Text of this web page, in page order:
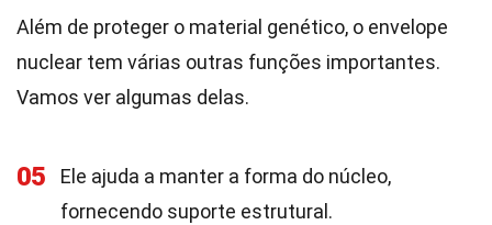
Além de proteger o material genético, o envelope
nuclear tem várias outras funções importantes.
Vamos ver algumas delas.
05
Ele ajuda a manter a forma do núcleo,
fornecendo suporte estrutural.